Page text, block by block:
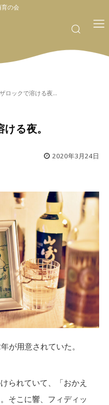
育の会
ロックで溶ける夜...
る夜。
2020年3月24日
が用意されていた。
られていて、「おかえ
そこに響、フィディッ